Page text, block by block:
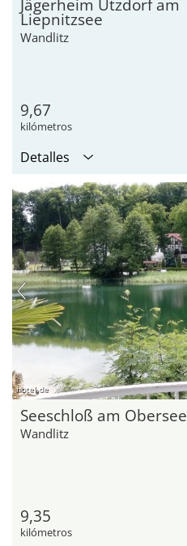
Jägerheim Ützdorf am
Liepnitzsee
Wandlitz
9,67
kilómetros
Detalles
hotel.de
Seeschloß am Obersee
Wandlitz
9,35
kilómetros